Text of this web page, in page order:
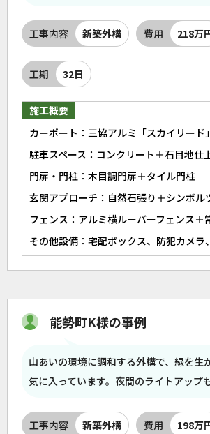
工事内容 新築外構 費用 218万
工期 32日
施工概要
カーポート：三協アルミ「スカイリード
駐車スペース：コンクリート＋石目地仕
門扉・門柱：木目調門扉＋タイル門柱
玄関アプローチ：自然石張り＋シンボル
フェンス：アルミ横ルーバーフェンス＋
その他設備：宅配ボックス、防犯カメラ
能勢町K様の事例
山あいの環境に調和する外構で、緑を生
気に入っています。夜間のライトアップ
工事内容 新築外構 費用 198万